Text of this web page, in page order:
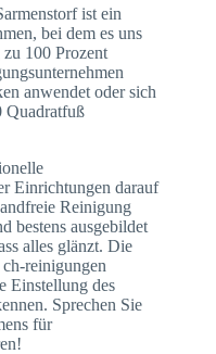
ist ein
bei dem es uns
100 Prozent
anwendet oder sich
Quadratfuß
Einrichtungen darauf
Reinigung
bestens ausgebildet
alles glänzt. Die
reinigungen
Einstellung des
Sprechen Sie
für